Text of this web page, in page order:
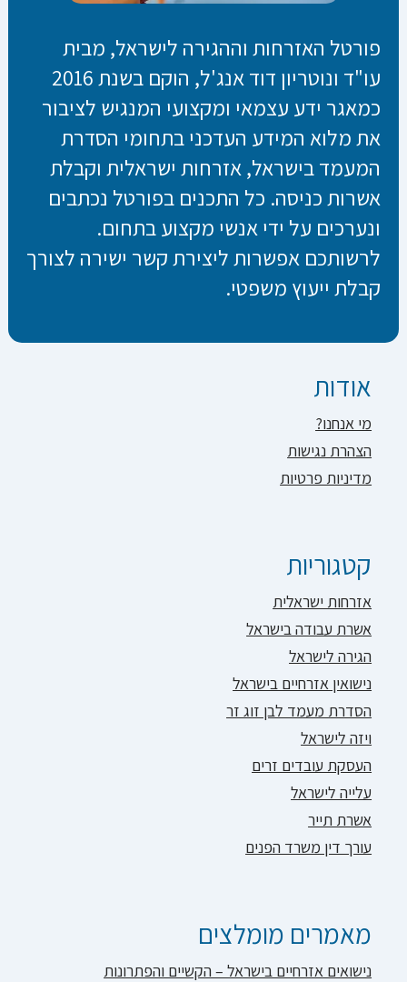
פורטל האזרחות וההגירה לישראל, מבית
עו"ד ונוטריון דוד אנג'ל, הוקם בשנת 2016
כמאגר ידע עצמאי ומקצועי המנגיש לציבור
את מלוא המידע העדכני בתחומי הסדרת
המעמד בישראל, אזרחות ישראלית וקבלת
אשרות כניסה. כל התכנים בפורטל נכתבים
ונערכים על ידי אנשי מקצוע בתחום.
לרשותכם אפשרות ליצירת קשר ישירה לצורך
קבלת ייעוץ משפטי.
אודות
מי אנחנו?
הצהרת נגישות
מדיניות פרטיות
קטגוריות
אזרחות ישראלית
אשרת עבודה בישראל
הגירה לישראל
נישואין אזרחיים בישראל
הסדרת מעמד לבן זוג זר
ויזה לישראל
העסקת עובדים זרים
עלייה לישראל
אשרת תייר
עורך דין משרד הפנים
מאמרים מומלצים
נישואים אזרחיים בישראל – הקשיים והפתרונות